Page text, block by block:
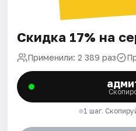
Скидка 17% на
Применили: 2 389 раз
1 шаг.